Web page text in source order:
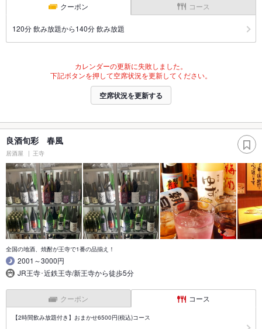
クーポン コース
120分 飲み放題から140分 飲み放題
カレンダーの更新に失敗しました。
下記ボタンを押して空席状況を更新してください。
空席状況を更新する
良酒旬彩 春風
居酒屋 王寺
全国の地酒、焼酎が王寺で1番の品揃え！
2001～3000円
JR王寺･近鉄王寺/新王寺から徒歩5分
クーポン コース
【2時間飲み放題付き】おまかせ6500円(税込)コース